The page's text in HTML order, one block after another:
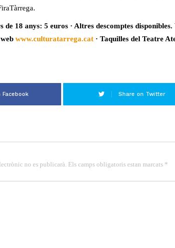
de 18 anys: 5 euros · Altres descomptes
www.culturatarrega.cat · Taquilles del Teatre
Share on Twitter
no es publicarà. Els camps obligatoris estan marcats *